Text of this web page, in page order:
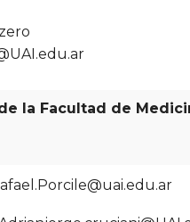
la Facultad de